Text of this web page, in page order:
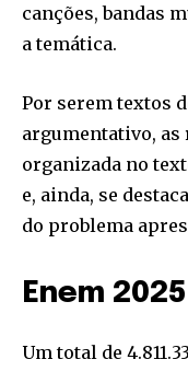
canções, bandas
a temática.
Por serem textos
argumentativo, as
organizada no
e, ainda, se
do problema
Enem 2025
Um total de